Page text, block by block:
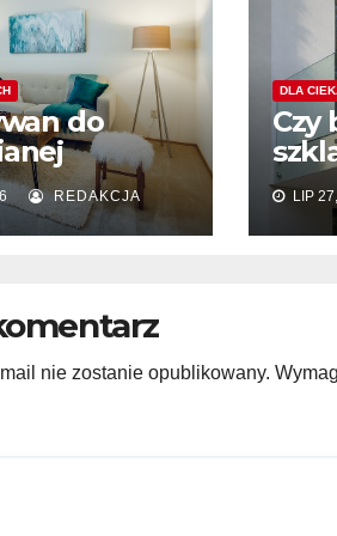
do
Kolor,
REDAKCJA
DLA
Czy
LIP
nie zostanie opublikowany.